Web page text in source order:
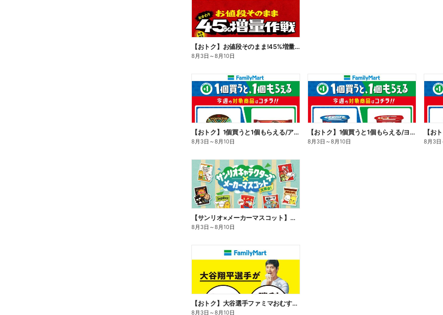
【おトク】お値段そのまま!45%増量作戦!
8月3日 ～8月10日
【おトク】1個買うと1個もらえる/アイス
8月3日 ～8月10日
【おトク】1個買うと1個もらえる/ヨーグルト
8月3日 ～8月10日
【お
8月3日
【サンリオ×メーカーマスコット】オリジナルグッズ貰える!
8月3日 ～8月10日
【おトク】大谷選手ファミマおむすび割
8月3日 ～8月10日